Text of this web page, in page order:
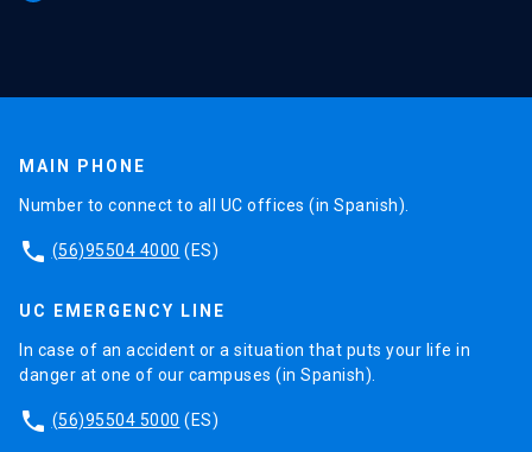
MAIN PHONE
Number to connect to all UC offices (in Spanish).
phone (56)95504 4000 (ES)
UC EMERGENCY LINE
In case of an accident or a situation that puts your life in
danger at one of our campuses (in Spanish).
phone (56)95504 5000 (ES)